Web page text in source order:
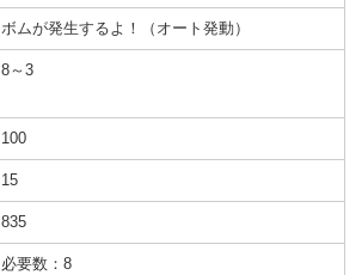
ボムが発生するよ！（オート発動）
8～3
100
15
835
必要数：8